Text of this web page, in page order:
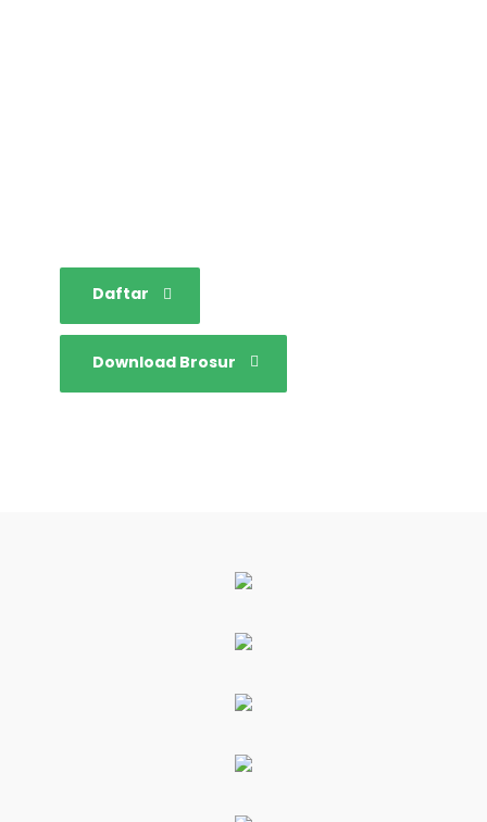
Daftar
Download Brosur